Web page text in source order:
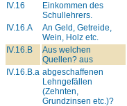
IV.16
Einkommen des
Schullehrers.
IV.16.A
An Geld, Getreide,
Wein, Holz etc.
IV.16.B
Aus welchen
Quellen? aus
IV.16.B.a abgeschaffenen
Lehngefällen
(Zehnten,
Grundzinsen etc.)?